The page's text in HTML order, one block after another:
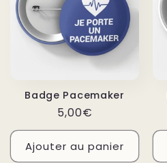
Badge Pacemaker
Prix
habituel
5,00€
Ajouter au panier